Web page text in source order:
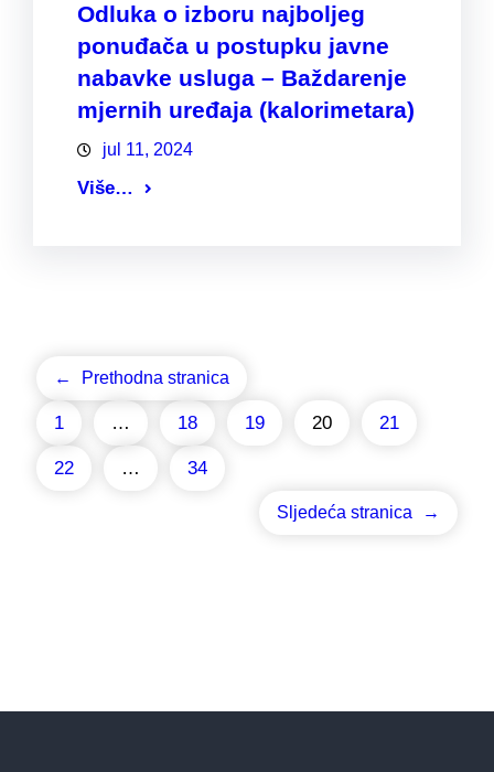
Odluka o izboru najboljeg
ponuđača u postupku javne
nabavke usluga – Baždarenje
mjernih uređaja (kalorimetara)
jul 11, 2024
Više…
← Prethodna stranica
1 … 18 19 20 21
22 … 34
Sljedeća stranica →